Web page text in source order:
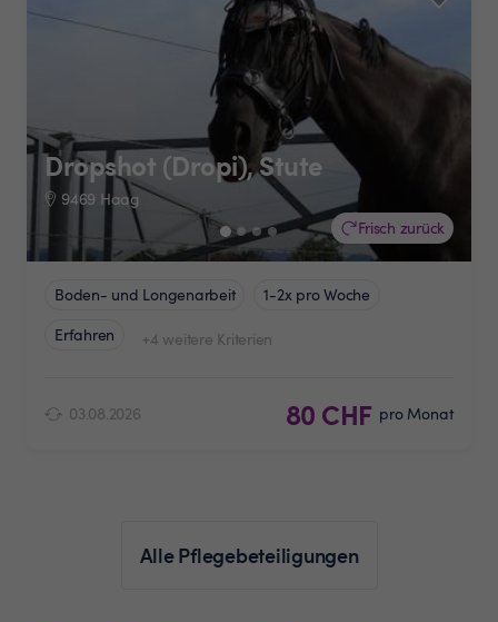
Frisch zurück
Dropshot (Dropi), Stute
9469 Haag
Boden- und Longenarbeit
1-2x pro Woche
Erfahren
+4 weitere Kriterien
03.08.2026 80 CHF pro Monat
Alle Pflegebeteiligungen